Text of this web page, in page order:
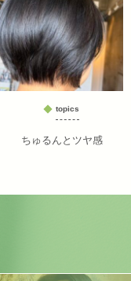
topics
ちゅるんとツヤ感